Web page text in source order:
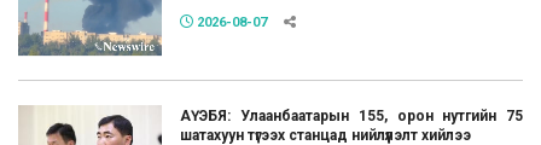
2026-08-07
АҮЭБЯ: Улаанбаатарын 155, орон нутгийн 75
шатахуун түгээх станцад нийлүүлэлт хийлээ